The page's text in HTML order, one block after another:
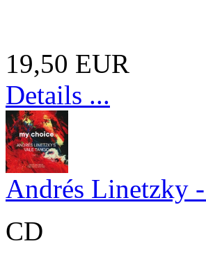
19,50 EUR
Details ...
Andrés Linetzky
CD